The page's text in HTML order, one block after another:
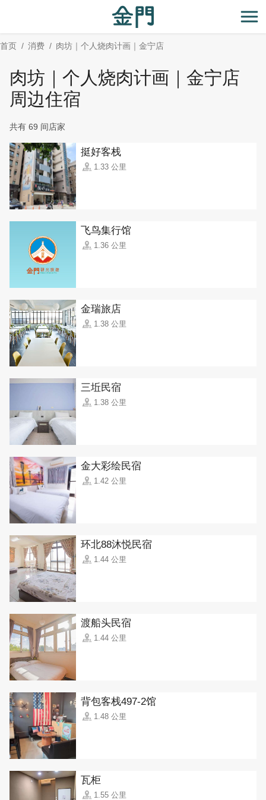
主
要
开
首页 消费 肉坊｜个人烧肉计画｜金宁店
肉坊｜个人烧肉计画｜金宁店
周边住宿
共有 69 间店家
挺好客栈
1.33 公里
飞鸟集行馆
1.36 公里
金瑞旅店
1.38 公里
三坵民宿
1.38 公里
金大彩绘民宿
1.42 公里
环北88沐悦民宿
1.44 公里
渡船头民宿
1.44 公里
背包客栈497-2馆
1.48 公里
瓦柜
1.55 公里